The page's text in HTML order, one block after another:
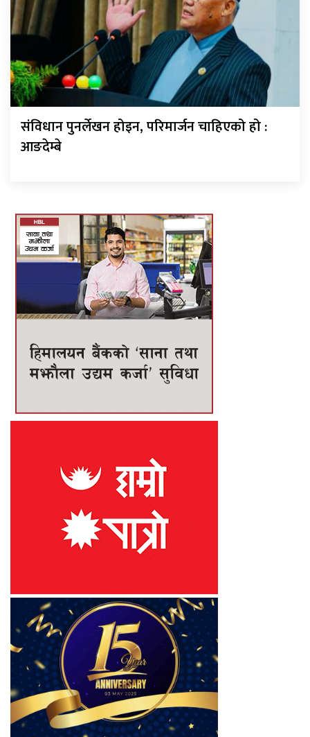
संविधान पुनर्लेखन होइन, परिमार्जन चाहिएको हो :
आङदेम्बे